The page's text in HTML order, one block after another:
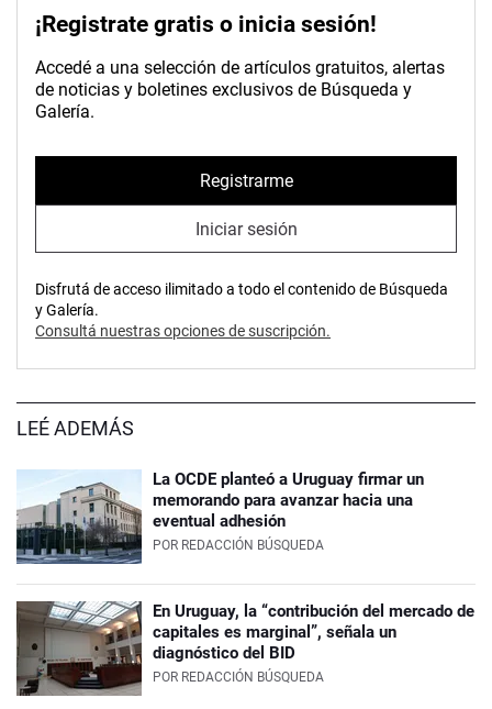
¡Registrate gratis o inicia sesión!
Accedé a una selección de artículos gratuitos, alertas
de noticias y boletines exclusivos de Búsqueda y
Galería.
Registrarme
Iniciar sesión
Disfrutá de acceso ilimitado a todo el contenido de Búsqueda
y Galería.
Consultá nuestras opciones de suscripción.
LEÉ ADEMÁS
La OCDE planteó a Uruguay firmar un
memorando para avanzar hacia una
eventual adhesión
POR REDACCIÓN BÚSQUEDA
En Uruguay, la “contribución del mercado de
capitales es marginal”, señala un
diagnóstico del BID
POR REDACCIÓN BÚSQUEDA